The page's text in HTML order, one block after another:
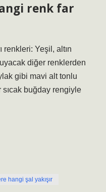
renk far
renkleri: Yeşil, altın
diğer renklerden
gibi mavi alt tonlu
sıcak buğday rengiyle
hangi şal yakışır